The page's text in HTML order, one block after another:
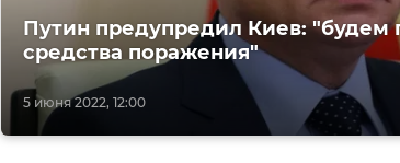
5 июня 2022, 12:00
Путин предупредил Киев: "будем
средства поражения"